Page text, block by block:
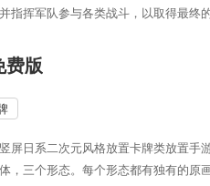
指挥军队参与各类战斗，以取得最终
费版
屏日系二次元风格放置卡牌类放置手
，三个形态。每个形态都有独有的原